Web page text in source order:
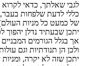
לגבי שאלתך, כדאי לקרוא
כללי לדעת שלפחות בעבר,
של כמעט כל מניות
יתכן שבעתיד נדלן יהפוך
אך בגלל הגורמים
ולכן הן תנודתיות וגם
יתכן שזה לא יקרה,